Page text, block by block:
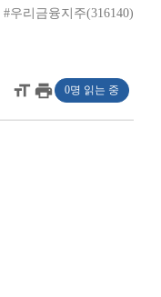
#우리금융지주(316140)
format_sizeprint 0명 읽는 중